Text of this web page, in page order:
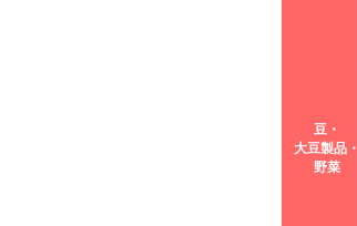
豆・
大豆製品・
野菜